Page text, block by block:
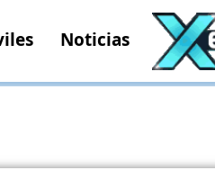
Noticias